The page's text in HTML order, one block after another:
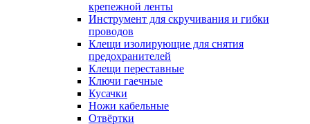
крепежной ленты
Инструмент для скручивания и гибки
проводов
Клещи изолирующие для снятия
предохранителей
Клещи переставные
Ключи гаечные
Кусачки
Ножи кабельные
Отвёртки